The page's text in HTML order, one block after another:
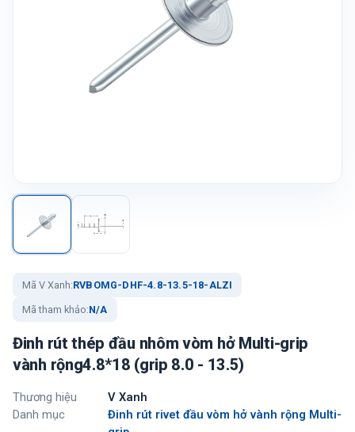
Mã V Xanh:RVBOMG-DHF-4.8-13.5-18-ALZI
Mã tham khảo:N/A
Đinh rút thép đầu nhôm vòm hở Multi-grip
vành rộng4.8*18 (grip 8.0 - 13.5)
Thương hiệu
V Xanh
Danh mục
Đinh rút rivet đầu vòm hở vành rộng Multi-